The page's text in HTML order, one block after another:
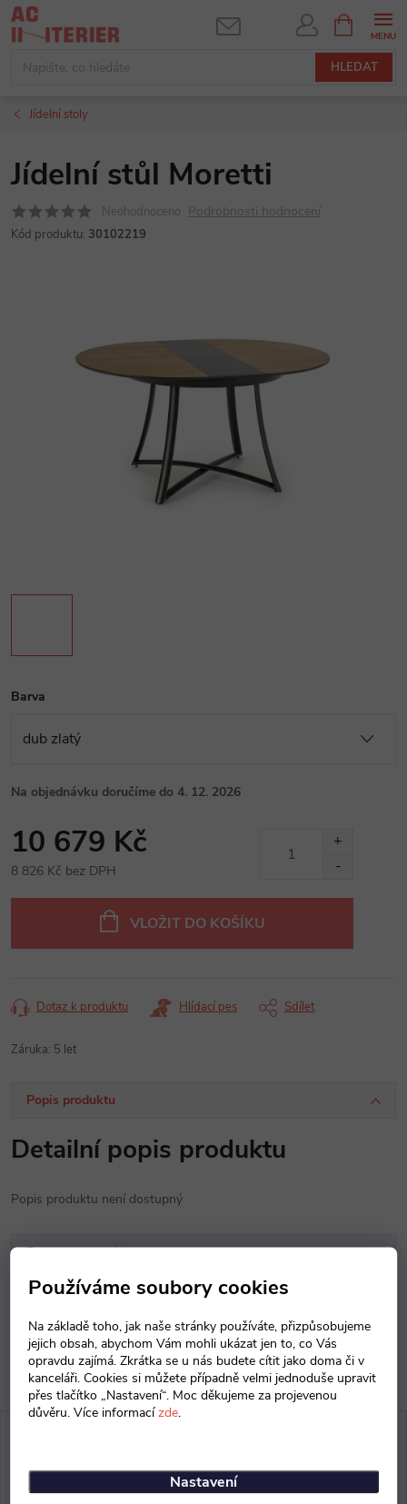
Používáme soubory cookies
Na základě toho, jak naše stránky používáte, přizpůsobujeme
jejich obsah, abychom Vám mohli ukázat jen to, co Vás
opravdu zajímá. Zkrátka se u nás budete cítit jako doma či v
kanceláři. Cookies si můžete případně velmi jednoduše upravit
přes tlačítko „Nastavení“. Moc děkujeme za projevenou
důvěru. Více informacízde.
Nastavení
Přejít
na
HLEDAT
NÁKUPNÍ
KOŠÍK
Jídelní stoly
Jídelní stůl Moretti
Neohodnoceno Podrobnosti hodnocení
Kód produktu: 30102219
Barva
Na objednávku doručíme do 4. 12. 2026
10 679 Kč
8 826 Kč bez DPH
VLOŽIT DO KOŠÍKU
Dotaz k produktu Hlídací pes Sdílet
Záruka: 5 let
Popis produktu
Detailní popis produktu
Popis produktu není dostupný
Parametry produktu
Diskuse